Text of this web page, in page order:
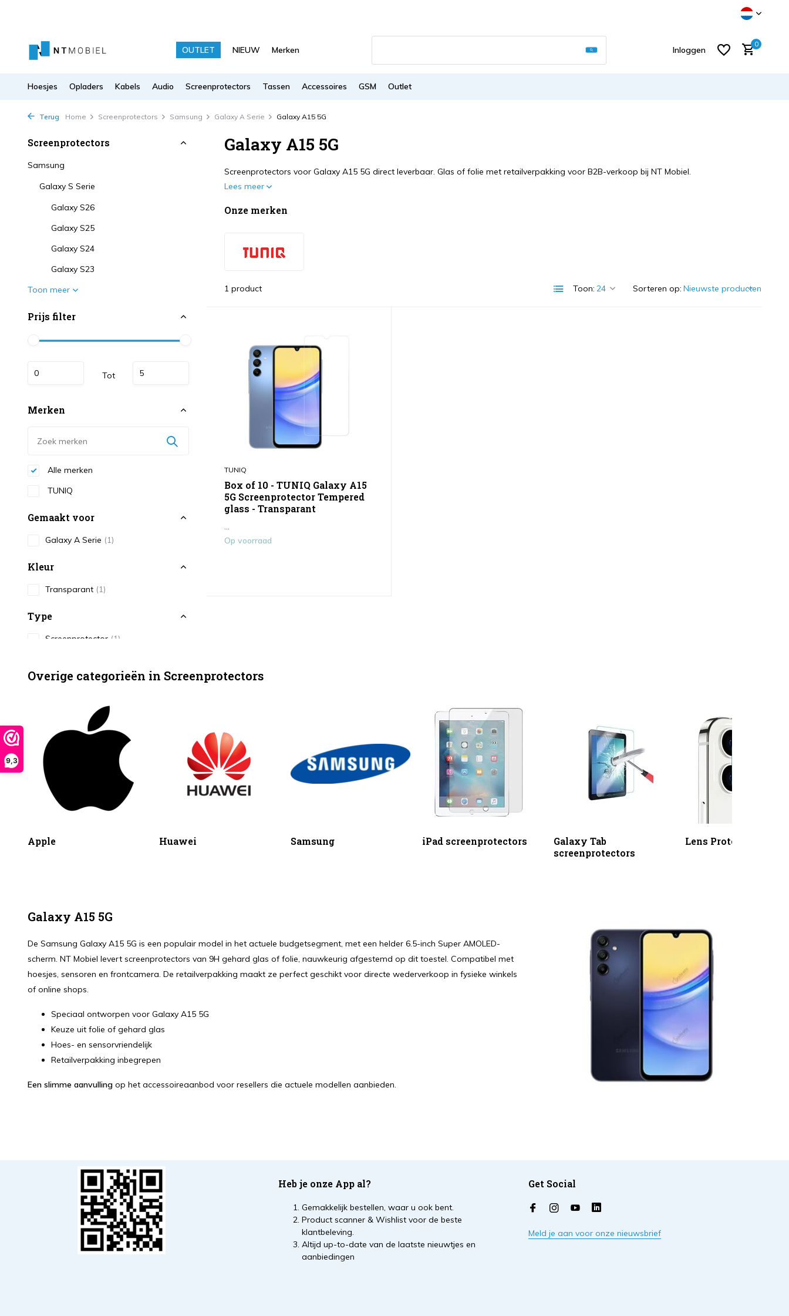
9,3
OUTLET NIEUW Merken
Gebruik de pijltjes op en neer om een
Inloggen
0
Hoesjes Opladers Kabels Audio Screenprotectors Tassen Accessoires GSM Outlet
Terug Home Screenprotectors Samsung Galaxy A Serie Galaxy A15 5G
Screenprotectors
Samsung
Galaxy S Serie
Galaxy S26
Galaxy S25
Galaxy S24
Galaxy S23
Toon meer
Prijs filter
Tot
Merken
Alle merken
TUNIQ
Gemaakt voor
Galaxy A Serie (1)
Kleur
Transparant (1)
Type
Screenprotector (1)
Galaxy A15 5G
Screenprotectors voor Galaxy A15 5G direct leverbaar. Glas of folie met retailverpakking voor B2B-verkoop bij NT Mobiel.
Lees meer
Onze merken
1 product Toon: Sorteren op:
TUNIQ
Box of 10 - TUNIQ Galaxy A15
5G Screenprotector Tempered
glass - Transparant
...
Op voorraad
Overige categorieën in Screenprotectors
Apple Huawei Samsung iPad screenprotectors
Galaxy Tab
screenprotectors
Lens Protectors
Galaxy A15 5G
De Samsung Galaxy A15 5G is een populair model in het actuele budgetsegment, met een helder 6.5-inch Super AMOLED-
scherm. NT Mobiel levert screenprotectors van 9H gehard glas of folie, nauwkeurig afgestemd op dit toestel. Compatibel met
hoesjes, sensoren en frontcamera. De retailverpakking maakt ze perfect geschikt voor directe wederverkoop in fysieke winkels
of online shops.
Speciaal ontworpen voor Galaxy A15 5G
Keuze uit folie of gehard glas
Hoes- en sensorvriendelijk
Retailverpakking inbegrepen
Een slimme aanvulling op het accessoireaanbod voor resellers die actuele modellen aanbieden.
Heb je onze App al?
Gemakkelijk bestellen, waar u ook bent.
Product scanner & Wishlist voor de beste
klantbeleving.
Altijd up-to-date van de laatste nieuwtjes en
aanbiedingen
Get Social
Meld je aan voor onze nieuwsbrief